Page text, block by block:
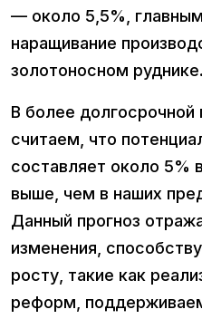
— около 5,5%,
наращивание
золотоносном руднике.
В более
считаем, что
составляет около 5%
выше, чем в наших
Данный прогноз
изменения,
росту, такие как
реформ,